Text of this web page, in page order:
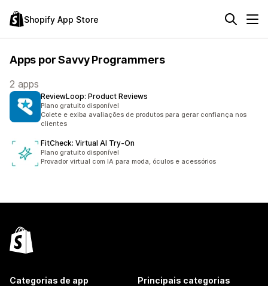
Shopify App Store
Apps por Savvy Programmers
2 apps
ReviewLoop: Product Reviews
Plano gratuito disponível
Colete e exiba avaliações de produtos para gerar confiança nos
clientes
FitCheck: Virtual AI Try‑On
Plano gratuito disponível
Provador virtual com IA para moda, óculos e acessórios
Categorias de app Principais categorias